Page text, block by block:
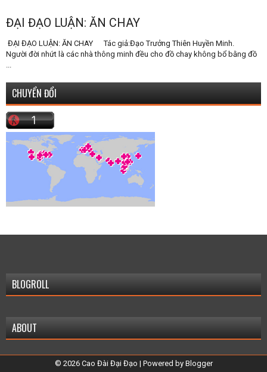
ĐẠI ĐẠO LUẬN: ĂN CHAY
ĐẠI ĐẠO LUẬN: ĂN CHAY Tác giả:Đạo Trưởng Thiên Huyền Minh.
Người đời nhứt là các nhà thông minh đều cho đồ chay không bổ bằng đồ
...
CHUYỂN ĐỔI
BLOGROLL
ABOUT
© 2026 Cao Đài Đại Đạo | Powered by Blogger